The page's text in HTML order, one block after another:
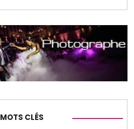
MOTS CLÉS